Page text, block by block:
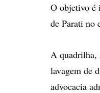
O objetivo é
de Parati no
A quadrilha,
lavagem de
advocacia